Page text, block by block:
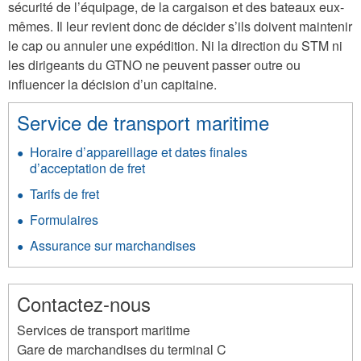
sécurité de l’équipage, de la cargaison et des bateaux eux-
mêmes. Il leur revient donc de décider s’ils doivent maintenir
le cap ou annuler une expédition. Ni la direction du STM ni
les dirigeants du GTNO ne peuvent passer outre ou
influencer la décision d’un capitaine.
Service de transport maritime
Horaire d’appareillage et dates finales
d’acceptation de fret
Tarifs de fret
Formulaires
Assurance sur marchandises
Contactez-nous
Services de transport maritime
Gare de marchandises du terminal C